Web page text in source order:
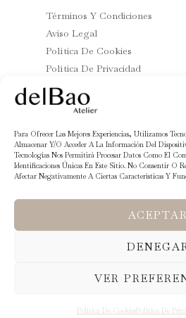
Para Ofrecer Las Mejores Experiencias, Utilizamos
Almacenar Y/o Acceder A La Información Del
Tecnologías Nos Permitirá Procesar Datos Como El
Identificaciones Únicas En Este Sitio. No Consentir O
Afectar Negativamente A Ciertas Características Y
ACEPTAR
VER
Política De CookiesPolítica De
Términos Y Condiciones
Aviso Legal
Política De Cookies
Política De Privacidad
Acerca De
Invitadas
Colección Cápsula
Cita Previa